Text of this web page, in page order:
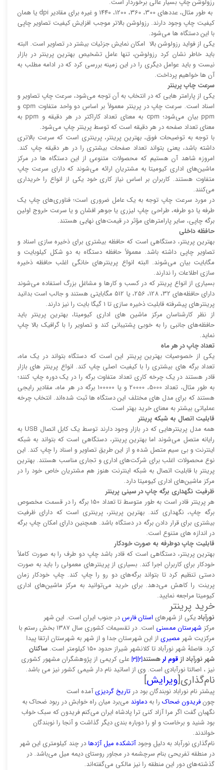
رزولوشن چاپ بسیار عالی برخوردار است.
به طور مثال، عدد‌های 300، 360، 1200، 1440 و غیره برای مقادیر dpi یا همان
کیفیت چاپ وجود دارند. رزولوشن بالا‌‌تر موجب افزایش کیفیت تصاویر چاپی
با این دستگاه ها می‌شود.
یکی از فواید رزولوشن بالا امکان نمایش جزئیات بیشتر در تصاویر است. البته
باید خاطر نشان کرد رزولوشن، تنها عامل تشخیص بهترین پرینتر در بازار
نیست و باید عوامل دیگری را در این زمینه بررسی کرد که در ادامه مطلب به
آن ها خواهیم پرداخت.
سرعت چاپ پرینتر
یکی از پارامتر هایی که در انتخاب به آن توجه می‌شود، سرعت چاپ تصاویر و
اسناد است. سرعت چاپ در پرینتر معمولاً بر اساس دو واحد متفاوت cpm و
ppm بیان می‌شود؛ cpm به معنای تعداد کاراکتر در هر دقیقه و ppm به
معنای تعداد صفحه در هر دقیقه است که توسط پرینتر چاپ می‌شود.
با توجه به توضیحات فوق، بهترین پرینتر، پرینتری است که سرعت بالا‌‌تری
داشته باشد، یعنی بتواند تعداد صفحات بیشتری را در هر دقیقه چاپ کند.
امروزه شاهد آن هستیم که محصولات متنوعی از این دستگاه ها در مرکز
ماشین‌های اداری کیومیتا به مشتریان ارائه می‌شوند که دارای سرعت چاپ
متفاوت هستند. کاربران بر اساس نیاز کاری خود یکی از انواع را خریداری
می‌کنند.
در مورد سرعت چاپ توجه به یک عامل ضروری است؛ فناوری‌های چاپ یک
طرفه یا دو طرفه، طراحی چاپ لیزری یا جوهر افشان و یا سرعت خروج اولین
برگه چاپی، سایر پارامتر‌های مؤثر در قیمت‌های نهایی هستند.
حافظه داخلی
بهترین پرینتر، دستگاهی است که حافظه بیشتری برای ذخیره سازی اسناد و
تصاویر چاپی داشته باشد. معمولاً حافظه دستگاه به دو شکل کیلوبایت و
مگابایت بیان می‌شوند. البته انواع پرینتر‌های خانگی اغلب حافظه ذخیره
سازی اطلاعات را ندارند.
بسیاری از انواع پرینتر که در کسب و کار‌ها و مشاغل بزرگ استفاده می‌شوند
دارای حافظه‌های 32، 128، 256، یا 512 مگابایتی هستند و جالب است بدانید
پرینتر‌های پیشرفته قابلیت ذخیره سازی تا 1 گیگا بایت را نیز دارند.
از نظر کارشناسان مرکز ماشین های اداری کیومیتا، بهترین پرینتر باید
حافظه‌های جانبی را به خوبی پشتیبانی کند و تصاویر را با گرافیک بالا چاپ
نماید.
تعداد چاپ در هر ماه
یکی از خصوصیات بهترین پرینتر این است که دستگاه بتواند در یک ماه،
تعداد برگه های بیشتری را با کیفیت اصلی چاپ کند. انواع پرینتر های بازار
قادر هستند در یک چرخه کاری تعداد متفاوت برگه را در یک دوره چاپ کنند؛
به طور مثال، تعداد 5000، 20000 و یا 100000 برگه در هر ماه، مقادیر رایجی
هستند که برای مدل های مختلف این دستگاه ها ثبت شده‌اند. انتخاب چرخه
عملیاتی بیشتر به معنای خرید بهتر است.
قابلیت اتصال به شبکه پرینتر
همه مدل پرینتر‌هایی که در بازار وجود دارند توسط یک کابل اتصال USB به
رایانه متصل می‌شوند اما بهترین پرینتر، دستگاهی است که بتواند به شبکه
اینترنت و بی سیم متصل شده و از این طریق تصاویر و اسناد را چاپ کند. این
نوع محصولات اغلب برای شرکت‌های اداری و تجاری مناسب هستند. بهترین
پرینتر با قابلیت اتصال به شبکه اینترنت هنوز هم مشتریان خاص خود را در
مرکز ماشین‌های اداری کیومیتا دارد.
ظرفیت نگهداری برگه چاپ در سینی پرینتر
هر پرینتر قادر است به طور متوسط تا تعداد 150 برگه را در قسمت مخصوص
برگه چاپ، نگهداری کند. بهترین پرینتر، پرینتری است که دارای ظرفیت
بیشتری برای قرار دادن برگه در دستگاه باشد. همچنین دارای امکان چاپ برگه
در اندازه های متنوع است.
قابلیت چاپ دوطرفه به صورت خودکار
بهترین پرینتر، دستگاهی است که قادر باشد چاپ دو طرف را به صورت کاملاً
خودکار برای کاربران اجرا کند. بسیاری از پرینتر‌های معمولی را باید به صورت
دستی تنظیم کرد تا بتواند برگه‌های دو رو را چاپ کند. چاپ خودکار زمان
پرینت را کاهش می‌دهد. برای خرید می‌توانید به مرکز ماشین‌های اداری
کیومیتا مراجعه نمایید.
خرید پرینتر
نورآبادیکی از شهرهای استان فارسدر جنوب ایران است. این شهر
مرکز شهرستان ممسنی
است. در تقسیمات کشوری سال ۱۳۸۷ بخش رستم با
مرکزیت شهر مصیری از این شهرستان جدا و از شهر به شهرستان ارتقا پیدا
کرد. فاصلهٔ شهر نورآباد تا کلانشهر شیراز حدود ۱۵۰ کیلومتر است.
ساکنان
شهر نورآباد از قوم لرهستند[۲] [۳]
علی کریمی از پژوهشگران مشهور کشوری
نیز ، اصالتا نورآبادی است‌. وی از اساتید نام دار شیمی کشور نیز می باشد.
نام‌گذاری[ویرایش]
پیشتر نام نوراباد نوبندگان بود در تاریخ گردیزیآمده است
چونفریدون ضحاک را بهدماوند می‌برد میان راه خوابش در ربود ضحاک به
نگهبان گفت اگر مرا آزاد کنی ترا پادشاه ایران می‌کنم فریدون که سبک خواب
بود شنید و برخاست و او را دوباره بندی دیگر گذاشت و آنجا را نوبندگان
خواندند.
نام‌گذاری نورآباد به دلیل وجودآتشکده میل آژدهادر چند کیلومتری این شهر
در منطقه تفریحی بنام سرچشمه در مجاور روستای دیمه میل می‌باشد. در
گذشته‌های دور این منطقه را نیز مالکی می‌گفته‌اند.